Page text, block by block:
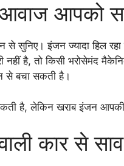
आपको
से सुनिए। इंजन ज्यादा हिल
नहीं है, तो किसी भरोसेमंद
बचा सकती है।
सकती है, लेकिन खराब इंजन
कार से